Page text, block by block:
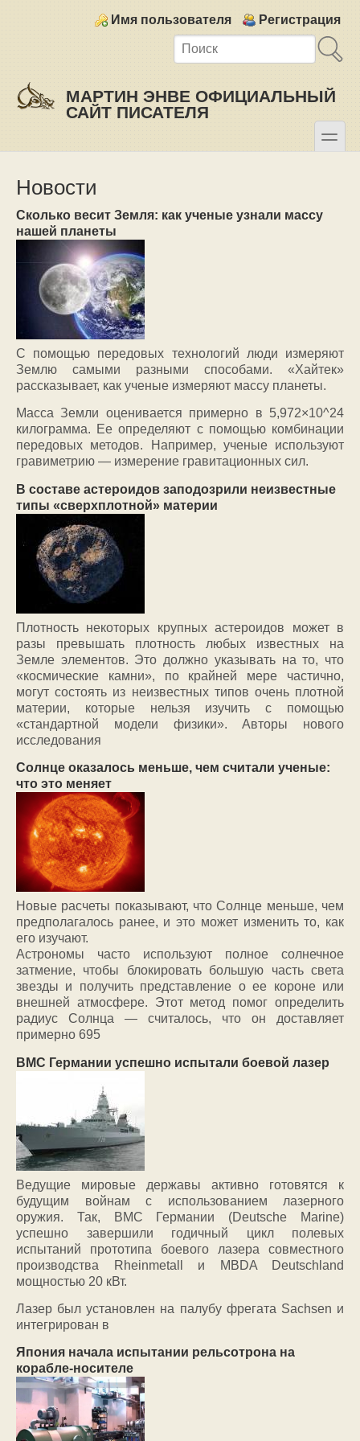
Login links
Имя пользователя Регистрация
МАРТИН ЭНВЕ ОФИЦИАЛЬНЫЙ
САЙТ ПИСАТЕЛЯ
toggle
Новости
Сколько весит Земля: как ученые узнали массу
нашей планеты
С помощью передовых технологий люди измеряют
Землю самыми разными способами. «Хайтек»
рассказывает, как ученые измеряют массу планеты.
Масса Земли оценивается примерно в 5,972×10^24
килограмма. Ее определяют с помощью комбинации
передовых методов. Например, ученые используют
гравиметрию — измерение гравитационных сил.
В составе астероидов заподозрили неизвестные
типы «сверхплотной» материи
Плотность некоторых крупных астероидов может в
разы превышать плотность любых известных на
Земле элементов. Это должно указывать на то, что
«космические камни»‎, по крайней мере частично,
могут состоять из неизвестных типов очень плотной
материи, которые нельзя изучить с помощью
«стандартной модели физики». Авторы нового
исследования
Солнце оказалось меньше, чем считали ученые:
что это меняет
Новые расчеты показывают, что Солнце меньше, чем
предполагалось ранее, и это может изменить то, как
его изучают.
Астрономы часто используют полное солнечное
затмение, чтобы блокировать большую часть света
звезды и получить представление о ее короне или
внешней атмосфере. Этот метод помог определить
радиус Солнца — считалось, что он доставляет
примерно 695
ВМС Германии успешно испытали боевой лазер
Ведущие мировые державы активно готовятся к
будущим войнам с использованием лазерного
оружия. Так, ВМС Германии (Deutsche Marine)
успешно завершили годичный цикл полевых
испытаний прототипа боевого лазера совместного
производства Rheinmetall и MBDA Deutschland
мощностью 20 кВт.
Лазер был установлен на палубу фрегата Sachsen и
интегрирован в
Япония начала испытании рельсотрона на
корабле-носителе